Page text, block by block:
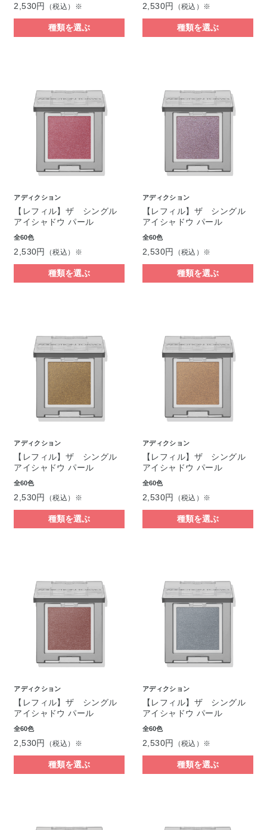
2,530円 （税込）※
種類を選ぶ
2,530円 （税込）※
種類を選ぶ
アディクション
【レフィル】ザ シングル
アイシャドウ パール
全60色
2,530円 （税込）※
種類を選ぶ
アディクション
【レフィル】ザ シングル
アイシャドウ パール
全60色
2,530円 （税込）※
種類を選ぶ
アディクション
【レフィル】ザ シングル
アイシャドウ パール
全60色
2,530円 （税込）※
種類を選ぶ
アディクション
【レフィル】ザ シングル
アイシャドウ パール
全60色
2,530円 （税込）※
種類を選ぶ
アディクション
【レフィル】ザ シングル
アイシャドウ パール
全60色
2,530円 （税込）※
種類を選ぶ
アディクション
【レフィル】ザ シングル
アイシャドウ パール
全60色
2,530円 （税込）※
種類を選ぶ